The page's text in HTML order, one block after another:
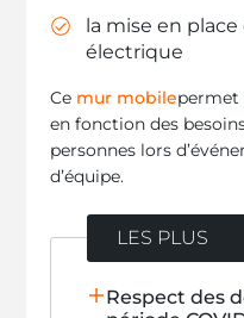
la mise en
électrique
Ce mur mobilepermet
en fonction des
personnes lors
d’équipe.
LES PLUS
Respect des